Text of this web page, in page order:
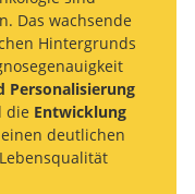
Das wachsende
Hintergrunds
Personalisierung
die Entwicklung
deutlichen